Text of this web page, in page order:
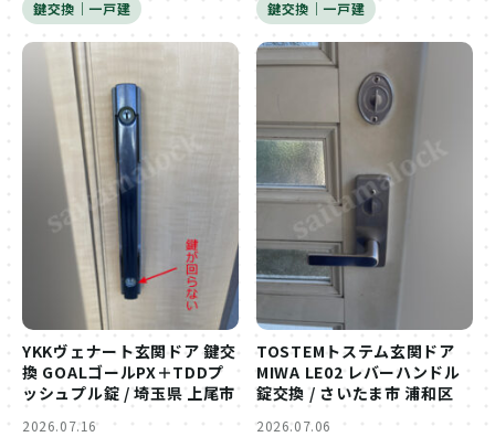
鍵交換｜一戸建
鍵交換｜一戸建
YKKヴェナート玄関ドア 鍵交
換 GOALゴールPX＋TDDプ
ッシュプル錠 / 埼玉県 上尾市
2026.07.16
TOSTEMトステム玄関ドア
MIWA LE02 レバーハンドル
錠交換 / さいたま市 浦和区
2026.07.06